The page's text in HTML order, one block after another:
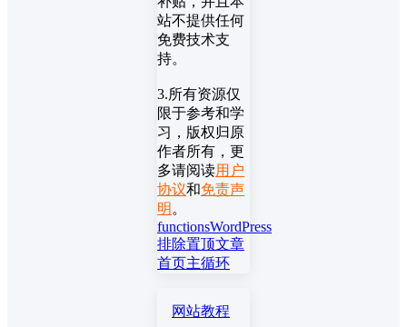
站不提供任何
免费技术支
持。
3.所有资源仅
限于参考和学
习，版权归原
作者所有，更
多请阅读用户
协议和免责声
明 。
functionsWordPress
排除置顶文章
首页主循环
网站教程